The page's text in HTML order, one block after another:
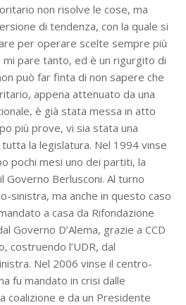
non risolve le cose, ma
di tendenza, con la quale si
per operare scelte sempre più
pare tanto, ed è un rigurgito di
può far finta di non sapere che
appena attenuato da una
è già stata messa in atto
più prove, vi sia stata una
la legislatura. Nel 1994 vinse
pochi mesi uno dei partiti, la
Governo Berlusconi. Al turno
sinistra, ma anche in questo caso
a casa da Rifondazione
Governo D’Alema, grazie a CCD
costruendo l’UDR, dal
Nel 2006 vinse il centro-
fu mandato in crisi dalle
coalizione e da un Presidente